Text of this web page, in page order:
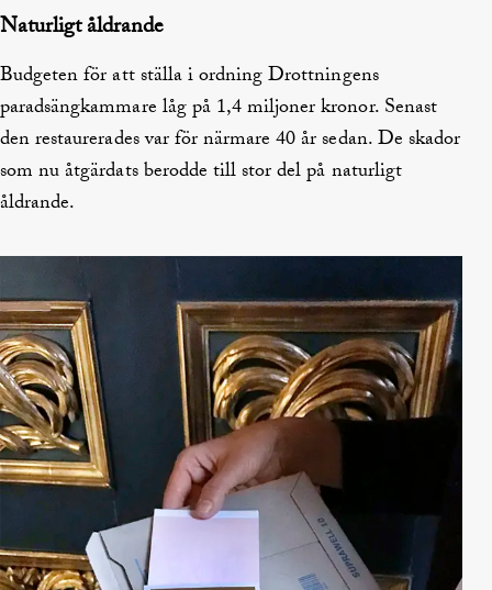
Naturligt åldrande
Budgeten för att ställa i ordning Drottningens
paradsängkammare låg på 1,4 miljoner kronor. Senast
den restaurerades var för närmare 40 år sedan. De skador
som nu åtgärdats berodde till stor del på naturligt
åldrande.